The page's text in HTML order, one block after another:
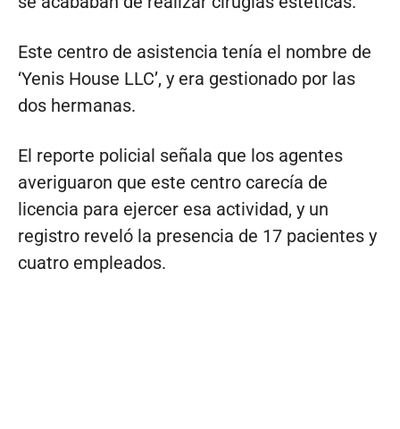
Este centro de asistencia tenía el nombre de
‘Yenis House LLC’, y era gestionado por las
dos hermanas.
El reporte policial señala que los agentes
averiguaron que este centro carecía de
licencia para ejercer esa actividad, y un
registro reveló la presencia de 17 pacientes y
cuatro empleados.